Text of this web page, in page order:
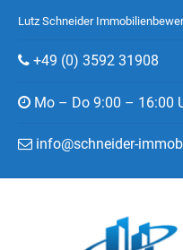
Lutz Schneider
+49 (0) 3592 31908
Mo – Do 9:00 – 16:00
info@schneider-